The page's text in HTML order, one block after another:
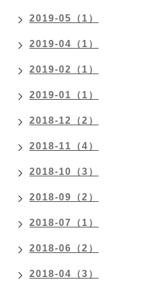
2019-05（1）
2019-04（1）
2019-02（1）
2019-01（1）
2018-12（2）
2018-11（4）
2018-10（3）
2018-09（2）
2018-07（1）
2018-06（2）
2018-04（3）